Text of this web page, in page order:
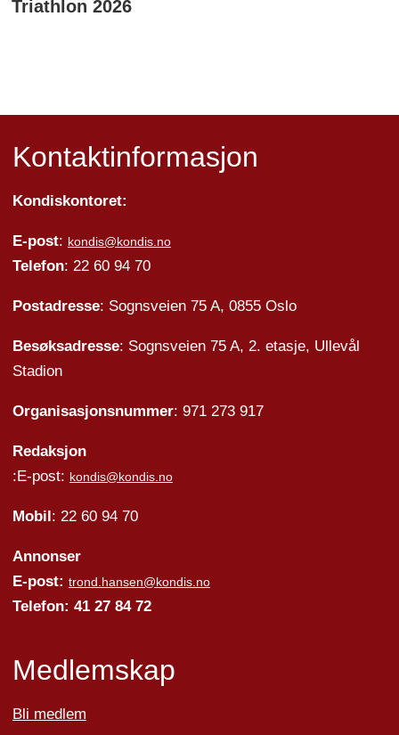
Triathlon 2026
Kontaktinformasjon
Kondiskontoret:
E-post: kondis@kondis.no
Telefon: 22 60 94 70
Postadresse: Sognsveien 75 A, 0855 Oslo
Besøksadresse: Sognsveien 75 A, 2. etasje, Ullevål
Stadion
Organisasjonsnummer: 971 273 917
Redaksjon
:E-post: kondis@kondis.no
Mobil: 22 60 94 70
Annonser
E-post: trond.hansen@kondis.no
Telefon: 41 27 84 72
Medlemskap
Bli medlem